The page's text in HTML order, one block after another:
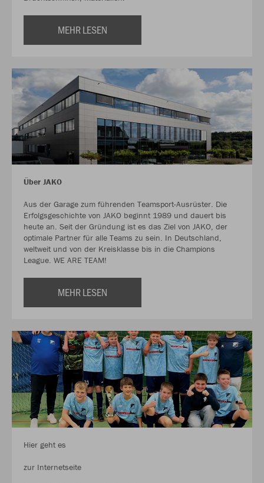
MEHR LESEN
Über JAKO
Aus der Garage zum führenden Teamsport-Ausrüster. Die
Erfolgsgeschichte von JAKO beginnt 1989 und dauert bis
heute an. Seit der Gründung ist es das Ziel von JAKO, der
optimale Partner für alle Teams zu sein. In Deutschland,
weltweit und von der Kreisklasse bis in die Champions
League. WE ARE TEAM!
MEHR LESEN
Hier geht es
zur Internetseite